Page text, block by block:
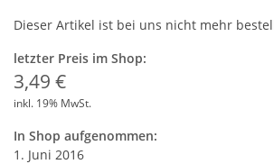
Dieser Artikel ist bei uns nicht mehr
letzter Preis im Shop:
3,49 €
inkl. 19% MwSt.
In Shop aufgenommen:
1. Juni 2016